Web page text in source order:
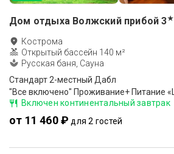
Дом отдыха Волжский прибой 3★
Кострома
Открытый бассейн 140 м²
Русская баня, Сауна
Стандарт 2-местный Дабл
Включен континентальный завтрак
от 11 460 ₽ для 2 гостей